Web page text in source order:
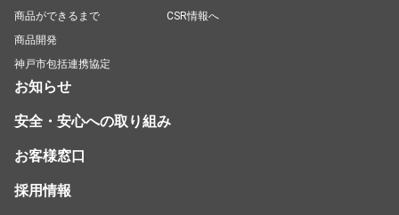
商品ができるまで
商品開発
神戸市包括連携協定
CSR情報へ
お知らせ
安全・安心への取り組み
お客様窓口
採用情報